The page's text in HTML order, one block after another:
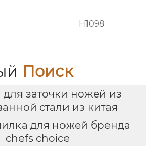
H1098
Поиск
заточки ножей из
стали из китая
для ножей бренда
chefs choice